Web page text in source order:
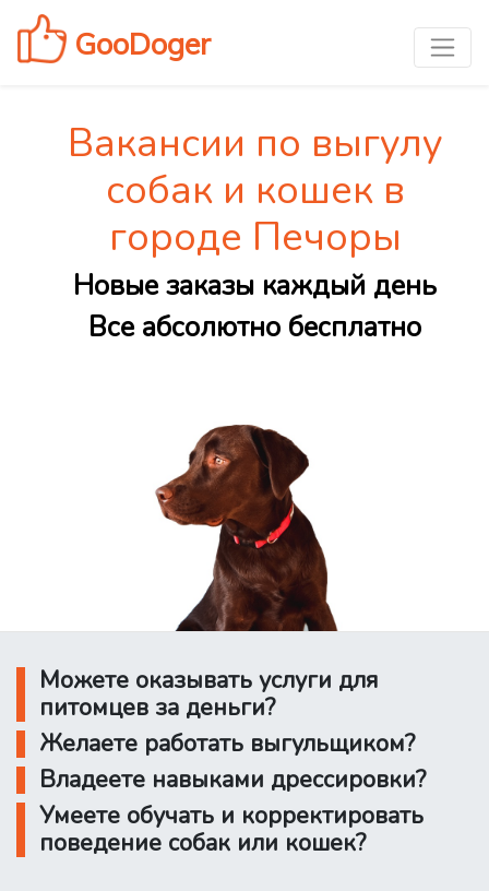
GooDoger
Вакансии по выгулу
собак и кошек в
городе Печоры
Новые заказы каждый день
Все абсолютно бесплатно
Можете оказывать услуги для
питомцев за деньги?
Желаете работать выгульщиком?
Владеете навыками дрессировки?
Умеете обучать и корректировать
поведение собак или кошек?